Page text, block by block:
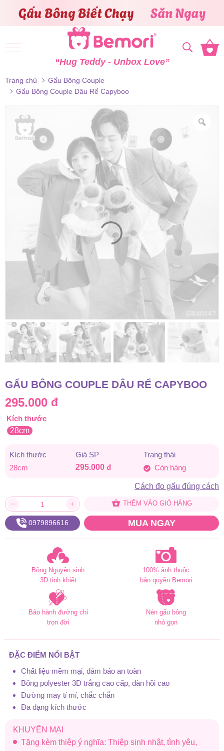
Skip to content
“Hug Teddy - Unbox Love”
Trang chủ
Gấu Bông Couple
Gấu Bông Couple Dâu Rể Capyboo
GẤU BÔNG COUPLE DÂU RỂ CAPYBOO
295.000 đ
Kích thước
28cm
Kích thước Giá SP
Trạng thái
28cm
295.000 đ Còn hàng
Cách đo gấu đúng cách
THÊM VÀO GIỎ HÀNG
0979896616 MUA NGAY
Bông Nguyên sinh
3D tinh khiết
100% ảnh thuộc
bản quyền Bemori
Bảo hành đường chỉ
trọn đời
Nén gấu bông
nhỏ gọn
ĐẶC ĐIỂM NỔI BẬT
Chất liệu mềm mại, đảm bảo an toàn
Bông polyester 3D trắng cao cấp, đàn hồi cao
Đường may tỉ mỉ, chắc chắn
Đa dạng kích thước
KHUYẾN MẠI
Tặng kèm thiệp ý nghĩa: Thiệp sinh nhật, tình yêu,